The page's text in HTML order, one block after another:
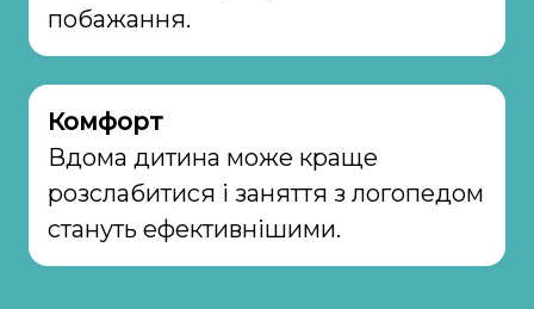
побажання.
Комфорт
Вдома дитина може краще
розслабитися і заняття з логопедом
стануть ефективнішими.